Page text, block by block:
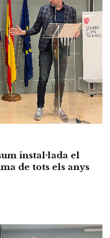
instal·lada el
de tots els anys